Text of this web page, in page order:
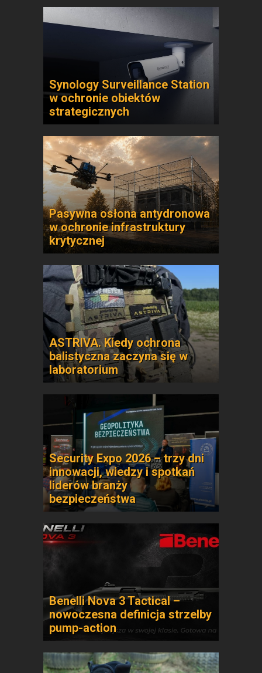
Synology Surveillance Station
w ochronie obiektów
strategicznych
Pasywna osłona antydronowa
w ochronie infrastruktury
krytycznej
ASTRIVA. Kiedy ochrona
balistyczna zaczyna się w
laboratorium
Security Expo 2026 – trzy dni
innowacji, wiedzy i spotkań
liderów branży
bezpieczeństwa
Benelli Nova 3 Tactical –
nowoczesna definicja strzelby
pump-action